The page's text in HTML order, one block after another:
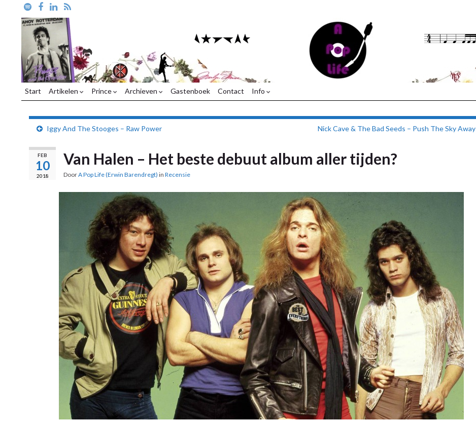
Start Artikelen Prince Archieven Gastenboek Contact Info
Iggy And The Stooges – Raw Power Nick Cave & The Bad Seeds – Push The Sky Away
FEB
10
2018
Van Halen – Het beste debuut album aller tijden?
DoorA Pop Life (Erwin Barendregt) in Recensie